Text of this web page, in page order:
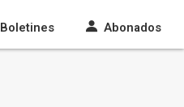
Boletines Abonados